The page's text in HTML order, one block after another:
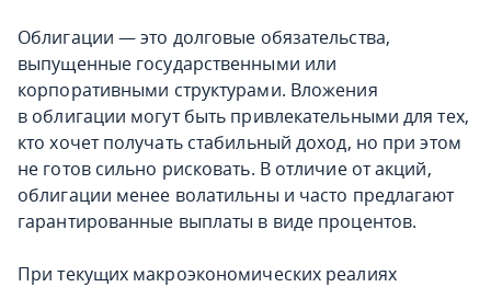
Облигации — это долговые обязательства,
выпущенные государственными или
корпоративными структурами. Вложения
в облигации могут быть привлекательными для тех,
кто хочет получать стабильный доход, но при этом
не готов сильно рисковать. В отличие от акций,
облигации менее волатильны и часто предлагают
гарантированные выплаты в виде процентов.
При текущих макроэкономических реалиях